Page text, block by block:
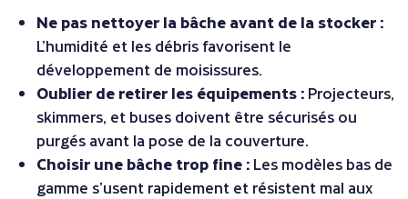
Ne pas nettoyer la bâche avant de la stocker :
L’humidité et les débris favorisent le
développement de moisissures.
Oublier de retirer les équipements : Projecteurs,
skimmers, et buses doivent être sécurisés ou
purgés avant la pose de la couverture.
Choisir une bâche trop fine : Les modèles bas de
gamme s’usent rapidement et résistent mal aux